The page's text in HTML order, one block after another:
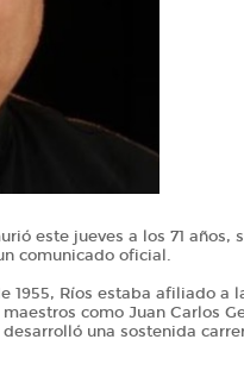
este jueves a los 71 años,
comunicado oficial.
1955, Ríos estaba afiliado a
como Juan Carlos
una sostenida